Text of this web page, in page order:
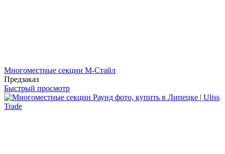
Многоместные секции М-Стайл
Предзаказ
Быстрый просмотр